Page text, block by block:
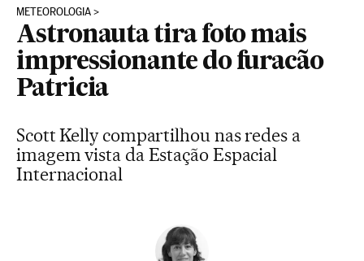
METEOROLOGIA
Astronauta tira foto mais
impressionante do furacão
Patricia
Scott Kelly compartilhou nas redes a
imagem vista da Estação Espacial
Internacional